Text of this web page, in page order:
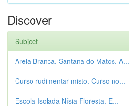
Discover
Subject
Areia Branca. Santana do Matos. A...
Curso rudimentar misto. Curso no...
Escola Isolada Nísia Floresta. E...